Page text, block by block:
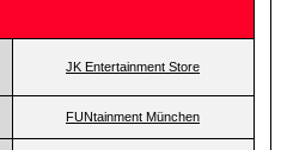
JK Entertainment Store
FUNtainment München